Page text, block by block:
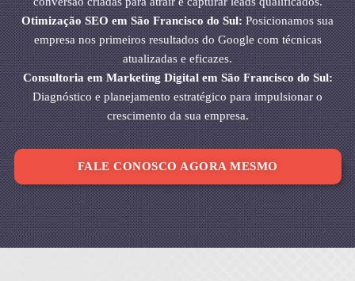
Otimização SEO em São Francisco do Sul:Posicionamos sua
empresa nos primeiros resultados do Google com técnicas
atualizadas e eficazes.
Consultoria em Marketing Digital em São Francisco do Sul:
Diagnóstico e planejamento estratégico para impulsionar o
crescimento da sua empresa.
FALE CONOSCO AGORA MESMO